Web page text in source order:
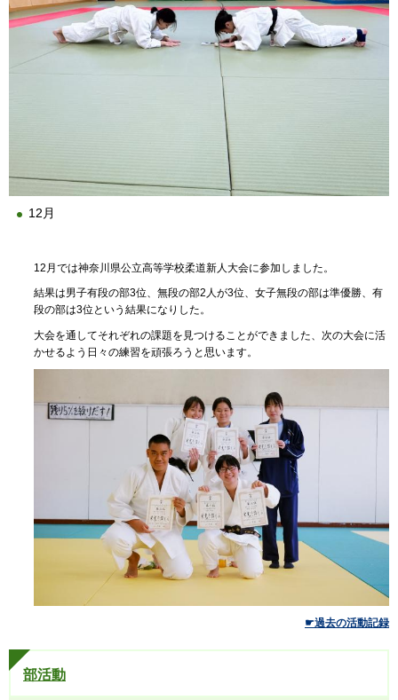
12月
12月では神奈川県公立高等学校柔道新人大会に参加しました。
結果は男子有段の部3位、無段の部2人が3位、女子無段の部は準優勝、有
段の部は3位という結果になりした。
大会を通してそれぞれの課題を見つけることができました、次の大会に活
かせるよう日々の練習を頑張ろうと思います。
☛過去の活動記録
部活動